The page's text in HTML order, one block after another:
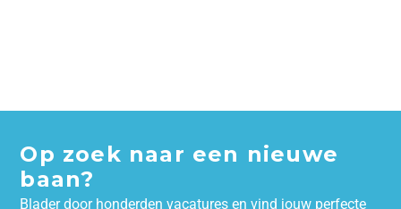
Op zoek naar een nieuwe
baan?
Blader door honderden vacatures en vind jouw perfecte